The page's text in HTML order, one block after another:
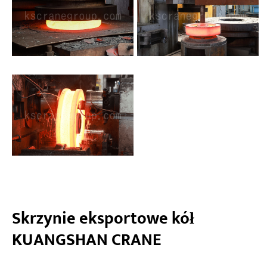
Skrzynie eksportowe kół
KUANGSHAN CRANE